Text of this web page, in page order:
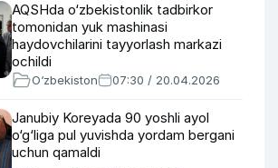
AQSHda o‘zbekistonlik tadbirkor
tomonidan yuk mashinasi
haydovchilarini tayyorlash markazi
ochildi
O‘zbekiston 07:30 / 20.04.2026
Janubiy Koreyada 90 yoshli ayol
o‘g‘liga pul yuvishda yordam bergani
uchun qamaldi